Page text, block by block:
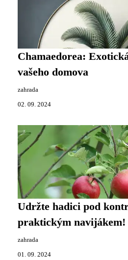
Chamaedorea:
vašeho domova
zahrada
02. 09. 2024
Udržte hadici pod
praktickým navijákem!
zahrada
01. 09. 2024